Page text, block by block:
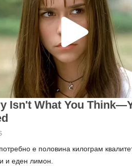
е половина килограм
и еден лимон.